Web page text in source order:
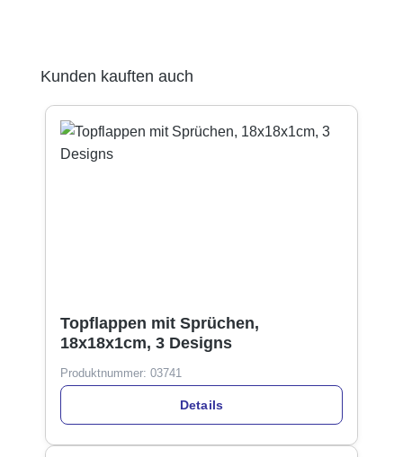
Produktgalerie überspringen
Kunden kauften auch
Topflappen mit Sprüchen,
18x18x1cm, 3 Designs
Produktnummer: 03741
Details